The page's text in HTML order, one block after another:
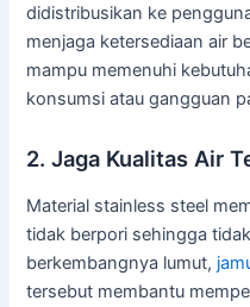
didistribusikan ke
menjaga ketersediaan air
mampu memenuhi
konsumsi atau gangguan
2. Jaga Kualitas Air
Material stainless steel
tidak berpori sehingga
berkembangnya lumut,
tersebut membantu